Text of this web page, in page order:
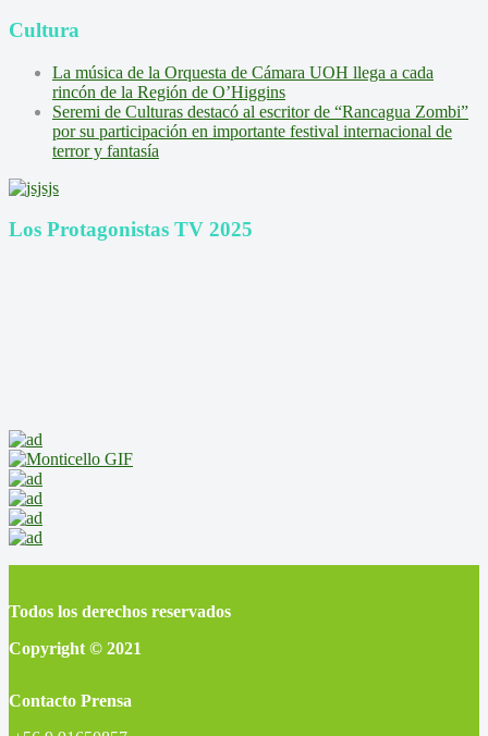
Cultura
La música de la Orquesta de Cámara UOH llega a cada
rincón de la Región de O’Higgins
Seremi de Culturas destacó al escritor de “Rancagua Zombi”
por su participación en importante festival internacional de
terror y fantasía
Los Protagonistas TV 2025
Todos los derechos reservados
Copyright © 2021
Contacto Prensa